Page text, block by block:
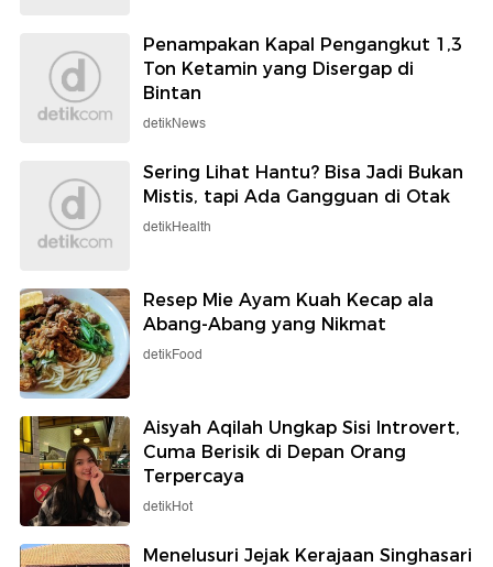
Penampakan Kapal Pengangkut 1,3
Ton Ketamin yang Disergap di
Bintan
detikNews
Sering Lihat Hantu? Bisa Jadi Bukan
Mistis, tapi Ada Gangguan di Otak
detikHealth
Resep Mie Ayam Kuah Kecap ala
Abang-Abang yang Nikmat
detikFood
Aisyah Aqilah Ungkap Sisi Introvert,
Cuma Berisik di Depan Orang
Terpercaya
detikHot
Menelusuri Jejak Kerajaan Singhasari